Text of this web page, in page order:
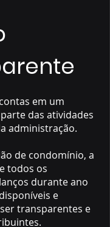
em um
das atividades
administração.
de condomínio, a
todos os
durante ano
e
transparentes e